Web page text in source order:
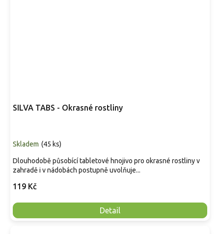
SILVA TABS - Okrasné rostliny
Skladem (45 ks)
119 Kč
Detail
Dlouhodobě působící tabletové hnojivo pro okrasné rostliny v
zahradě i v nádobách postupně uvolňuje...